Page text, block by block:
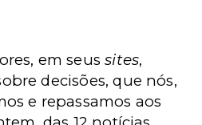
em seussites,
decisões, que nós,
e repassamos aos